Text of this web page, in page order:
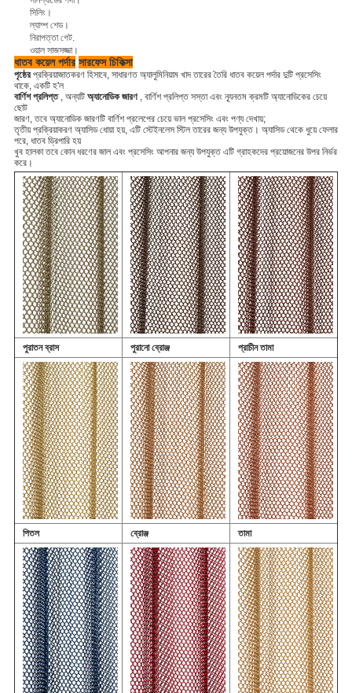
সিলিং।
ল্যাম্প শেড।
নিরাপত্তা গেট.
ওয়াল সাজসজ্জা।
ধাতব কয়েল পর্দার সারফেস চিকিত্সা
পৃষ্ঠেরপ্রক্রিয়াজাতকরণ হিসাবে, সাধারণত অ্যালুমিনিয়াম খাদ তারের তৈরি ধাতব কয়েল পর্দার দুটি প্রসেসিং
থাকে, একটি হ'ল
বার্ণিশ প্রলিপ্ত, অন্যটি অ্যানোডিক জারণ, বার্ণিশ প্রলিপ্ত সস্তা এবং ন্যূনতম ক্রমটি অ্যানোডিকের চেয়ে
ছোট
জারণ, তবে অ্যানোডিক জারণটি বার্ণিশ প্রলেপের চেয়ে ভাল প্রসেসিং এবং পণ্য দেখায়;
তৃতীয় প্রক্রিয়াকরণ অ্যাসিড ধোয়া হয়, এটি স্টেইনলেস স্টিল তারের জন্য উপযুক্ত। অ্যাসিড থেকে ধুয়ে ফেলার
পরে, ধাতব ড্রিপারি হয়
খুব হালকা তবে কোন ধরণের জাল এবং প্রসেসিং আপনার জন্য উপযুক্ত এটি গ্রাহকদের প্রয়োজনের উপর নির্ভর
করে।
পুরাতন ব্রাস পুরানো ব্রোঞ্জ প্রাচীন তামা
পিতল ব্রোঞ্জ তামা